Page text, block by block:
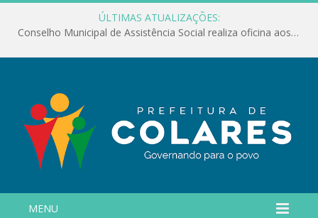
ÚLTIMAS ATUALIZAÇÕES:
Conselho Municipal de Assistência Social realiza oficina aos servidores
MENU